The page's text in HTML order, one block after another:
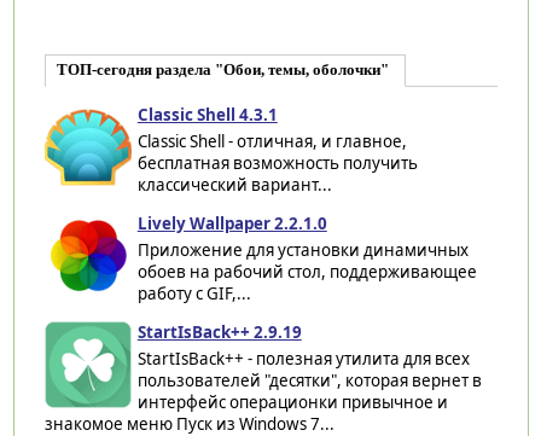
ТОП-сегодня раздела "Обои, темы, оболочки"
Classic Shell 4.3.1
Classic Shell - отличная, и главное,
бесплатная возможность получить
классический вариант...
Lively Wallpaper 2.2.1.0
Приложение для установки динамичных
обоев на рабочий стол, поддерживающее
работу с GIF,...
StartIsBack++ 2.9.19
StartIsBack++ - полезная утилита для всех
пользователей "десятки", которая вернет в
интерфейс операционки привычное и
знакомое меню Пуск из Windows 7...